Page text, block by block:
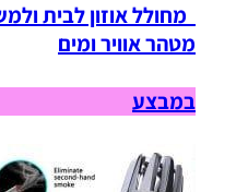
מחולל אוזון לבית
מטהר אוויר ומים
במבצע